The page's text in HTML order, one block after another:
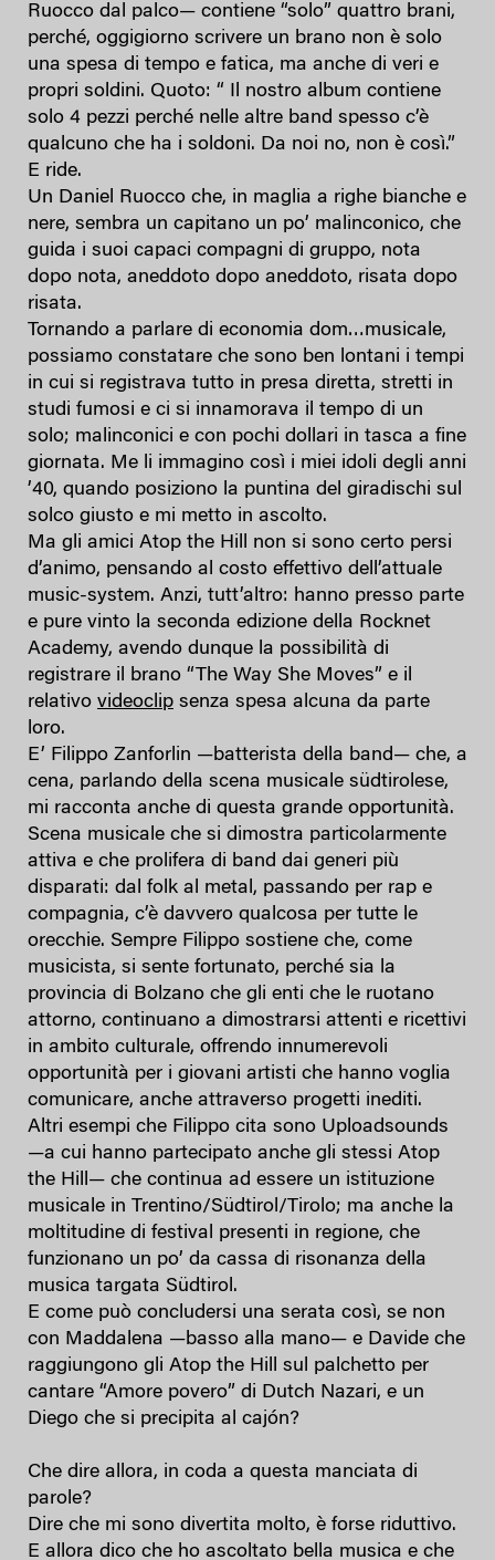
Ruocco dal palco— contiene “solo” quattro brani,
perché, oggigiorno scrivere un brano non è solo
una spesa di tempo e fatica, ma anche di veri e
propri soldini. Quoto: “ Il nostro album contiene
solo 4 pezzi perché nelle altre band spesso c’è
qualcuno che ha i soldoni. Da noi no, non è così.”
E ride.
Un Daniel Ruocco che, in maglia a righe bianche e
nere, sembra un capitano un po’ malinconico, che
guida i suoi capaci compagni di gruppo, nota
dopo nota, aneddoto dopo aneddoto, risata dopo
risata.
Tornando a parlare di economia dom…musicale,
possiamo constatare che sono ben lontani i tempi
in cui si registrava tutto in presa diretta, stretti in
studi fumosi e ci si innamorava il tempo di un
solo; malinconici e con pochi dollari in tasca a fine
giornata. Me li immagino così i miei idoli degli anni
’40, quando posiziono la puntina del giradischi sul
solco giusto e mi metto in ascolto.
Ma gli amici Atop the Hill non si sono certo persi
d’animo, pensando al costo effettivo dell’attuale
music-system. Anzi, tutt’altro: hanno presso parte
e pure vinto la seconda edizione della Rocknet
Academy, avendo dunque la possibilità di
registrare il brano “The Way She Moves” e il
relativo videoclip senza spesa alcuna da parte
loro.
E’ Filippo Zanforlin —batterista della band— che, a
cena, parlando della scena musicale südtirolese,
mi racconta anche di questa grande opportunità.
Scena musicale che si dimostra particolarmente
attiva e che prolifera di band dai generi più
disparati: dal folk al metal, passando per rap e
compagnia, c’è davvero qualcosa per tutte le
orecchie. Sempre Filippo sostiene che, come
musicista, si sente fortunato, perché sia la
provincia di Bolzano che gli enti che le ruotano
attorno, continuano a dimostrarsi attenti e ricettivi
in ambito culturale, offrendo innumerevoli
opportunità per i giovani artisti che hanno voglia
comunicare, anche attraverso progetti inediti.
Altri esempi che Filippo cita sono Uploadsounds
—a cui hanno partecipato anche gli stessi Atop
the Hill— che continua ad essere un istituzione
musicale in Trentino/Südtirol/Tirolo; ma anche la
moltitudine di festival presenti in regione, che
funzionano un po’ da cassa di risonanza della
musica targata Südtirol.
E come può concludersi una serata così, se non
con Maddalena —basso alla mano— e Davide che
raggiungono gli Atop the Hill sul palchetto per
cantare “Amore povero” di Dutch Nazari, e un
Diego che si precipita al cajón?
Che dire allora, in coda a questa manciata di
parole?
Dire che mi sono divertita molto, è forse riduttivo.
E allora dico che ho ascoltato bella musica e che